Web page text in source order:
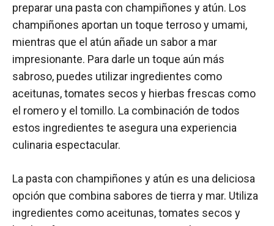
preparar una pasta con champiñones y atún. Los
champiñones aportan un toque terroso y umami,
mientras que el atún añade un sabor a mar
impresionante. Para darle un toque aún más
sabroso, puedes utilizar ingredientes como
aceitunas, tomates secos y hierbas frescas como
el romero y el tomillo. La combinación de todos
estos ingredientes te asegura una experiencia
culinaria espectacular.
La pasta con champiñones y atún es una deliciosa
opción que combina sabores de tierra y mar. Utiliza
ingredientes como aceitunas, tomates secos y